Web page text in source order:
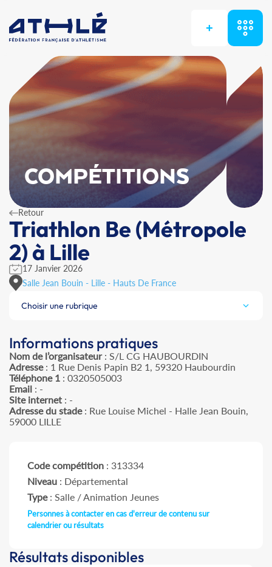
+
COMPÉTITIONS
Retour
Triathlon Be (Métropole
2) à Lille
17 Janvier 2026
Salle Jean Bouin - Lille - Hauts De France
Choisir une rubrique
Informations pratiques
Nom de l’organisateur: S/L CG HAUBOURDIN
Adresse: 1 Rue Denis Papin B2 1, 59320 Haubourdin
Téléphone 1 : 0320505003
Email : -
Site internet : -
Adresse du stade: Rue Louise Michel - Halle Jean Bouin,
59000 LILLE
Code compétition : 313334
Niveau : Départemental
Type: Salle / Animation Jeunes
Personnes à contacter en cas d'erreur de contenu sur
calendrier ou résultats
Résultats disponibles